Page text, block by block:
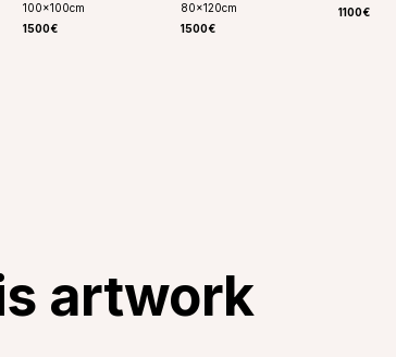
100x100cm
1500€
80x120cm
1500€
1100€
artwork